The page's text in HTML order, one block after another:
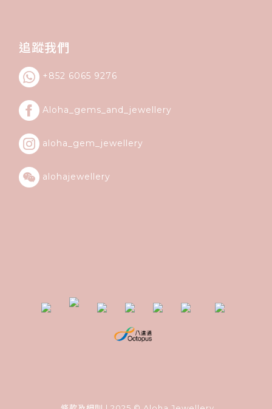
追蹤我們
+852 6065 9276
Aloha_gems_and_ jewellery
aloha_gem_jewellery
alohajewellery